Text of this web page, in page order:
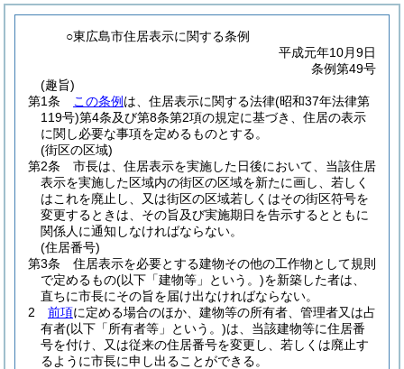
○東広島市住居表示に関する条例
平成元年10月9日
条例第49号
(趣旨)
第1条
この条例 は、住居表示に関する法律(昭和37年法律第
119号)第4条及び第8条第2項の規定に基づき、住居の表示
に関し必要な事項を定めるものとする。
(街区の区域)
第2条
市長は、住居表示を実施した日後において、当該住居
表示を実施した区域内の街区の区域を新たに画し、若しく
はこれを廃止し、又は街区の区域若しくはその街区符号を
変更するときは、その旨及び実施期日を告示するとともに
関係人に通知しなければならない。
(住居番号)
第3条
住居表示を必要とする建物その他の工作物として規則
で定めるもの(以下「建物等」という。)を新築した者は、
直ちに市長にその旨を届け出なければならない。
2
前項に定める場合のほか、建物等の所有者、管理者又は占
有者(以下「所有者等」という。)は、当該建物等に住居番
号を付け、又は従来の住居番号を変更し、若しくは廃止す
るように市長に申し出ることができる。